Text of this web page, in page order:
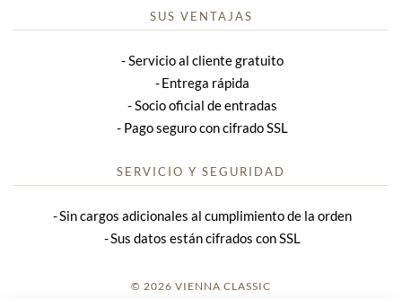
SUS VENTAJAS
Servicio al cliente gratuito
Entrega rápida
Socio oficial de entradas
Pago seguro con cifrado SSL
SERVICIO Y SEGURIDAD
Sin cargos adicionales al cumplimiento de la orden
Sus datos están cifrados con SSL
© 2026 VIENNA CLASSIC